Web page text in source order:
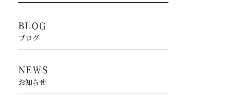
BLOG
ブログ
NEWS
お知らせ